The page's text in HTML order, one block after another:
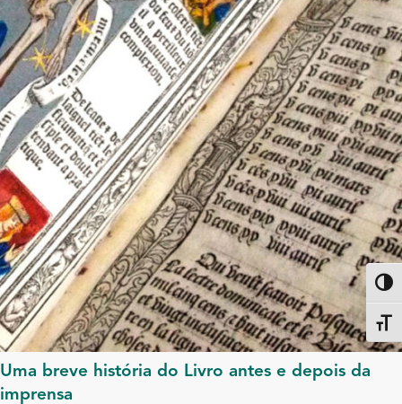
Uma breve história do Livro antes e depois da
imprensa